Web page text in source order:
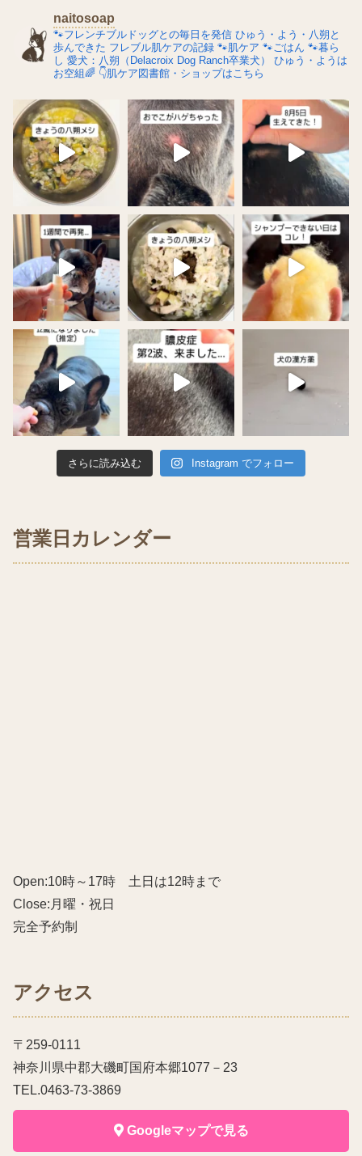
naitosoap
🐾フレンチブルドッグとの毎日を発信 ひゅう・よう・八朔と
歩んできた フレブル肌ケアの記録 🐾肌ケア 🐾ごはん 🐾暮ら
し 愛犬：八朔（Delacroix Dog Ranch卒業犬）
ひゅう・ようは
お空組🌈 👇肌ケア図書館・ショップはこちら
さらに読み込む Instagram でフォロー
営業日カレンダー
Open:10時～17時 土日は12時まで
Close:月曜・祝日
完全予約制
アクセス
〒259-0111
神奈川県中郡大磯町国府本郷1077－23
TEL.0463-73-3869
Googleマップで見る